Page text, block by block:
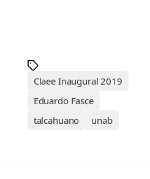
Claee Inaugural 2019
Eduardo Fasce
talcahuano
unab